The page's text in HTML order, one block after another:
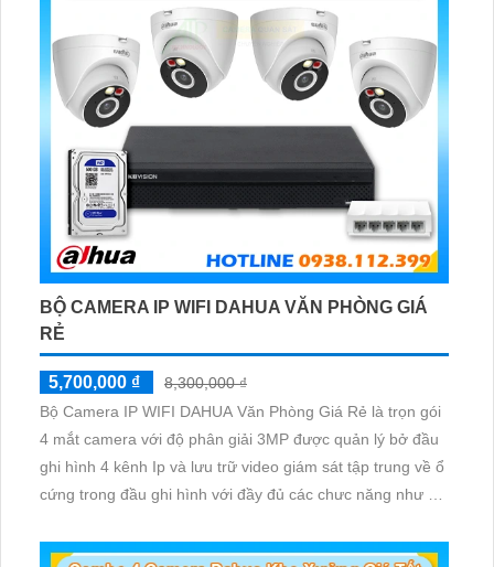
BỘ CAMERA IP WIFI DAHUA VĂN PHÒNG GIÁ
RẺ
5,700,000 ₫
8,300,000 ₫
Bộ Camera IP WIFI DAHUA Văn Phòng Giá Rẻ là trọn gói
4 mắt camera với độ phân giải 3MP được quản lý bở đầu
ghi hình 4 kênh Ip và lưu trữ video giám sát tập trung về ổ
cứng trong đầu ghi hình với đầy đủ các chưc năng như AI
giám sát có màu vào ban đêm